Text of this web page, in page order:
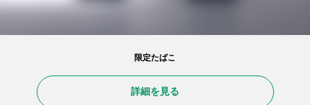
限定たばこ
詳細を見る